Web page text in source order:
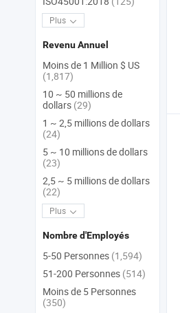
Plus
Revenu Annuel
Moins de 1 Million $ US
(1,817)
10 ~ 50 millions de
dollars (29)
1 ~ 2,5 millions de dollars
(24)
5 ~ 10 millions de dollars
(23)
2,5 ~ 5 millions de dollars
(22)
Plus
Nombre d'Employés
5-50 Personnes (1,594)
51-200 Personnes (514)
Moins de 5 Personnes
(350)